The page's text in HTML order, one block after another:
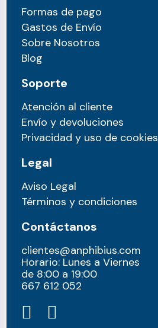
Formas de pago
Gastos de Envío
Sobre Nosotros
Blog
Soporte
Atención al cliente
Envío y devoluciones
Privacidad y uso de cookies
Legal
Aviso Legal
Términos y condiciones
Contáctanos
clientes@anphibius.com
Horario: Lunes a Viernes
de 8:00 a 19:00
667 612 052​